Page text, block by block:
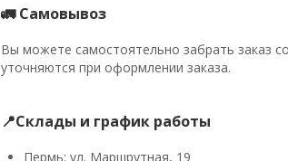
🚛 Самовывоз
Вы можете самостоятельно забрать заказ
уточняются при оформлении заказа.
📍Склады и график работы
Пермь: ул. Маршрутная, 19